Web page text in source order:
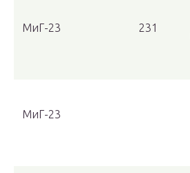
МиГ-23 231
МиГ-23